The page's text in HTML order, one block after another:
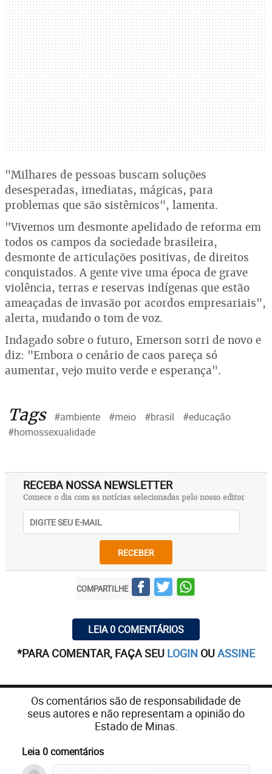
"Milhares de pessoas buscam soluções
desesperadas, imediatas, mágicas, para
problemas que são sistêmicos", lamenta.
"Vivemos um desmonte apelidado de reforma em
todos os campos da sociedade brasileira,
desmonte de articulações positivas, de direitos
conquistados. A gente vive uma época de grave
violência, terras e reservas indígenas que estão
ameaçadas de invasão por acordos empresariais",
alerta, mudando o tom de voz.
Indagado sobre o futuro, Emerson sorri de novo e
diz: "Embora o cenário de caos pareça só
aumentar, vejo muito verde e esperança".
Tags #ambiente #meio #brasil
#educação
#homossexualidade
RECEBA NOSSA NEWSLETTER
Comece o dia com as notícias selecionadas pelo nosso editor
RECEBER
COMPARTILHE
LEIA 0 COMENTÁRIOS
*PARA COMENTAR, FAÇA SEU LOGIN OUASSINE
Os comentários são de responsabilidade de
seus autores e não representam a opinião do
Estado de Minas.
Leia 0 comentários